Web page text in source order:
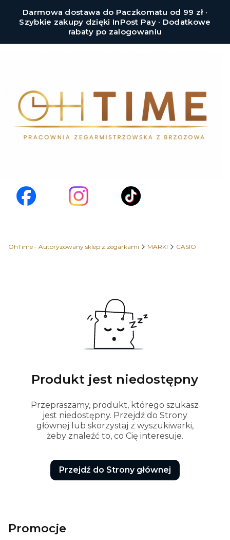
Darmowa dostawa do Paczkomatu od 99 zł ·
Szybkie zakupy dzięki InPost Pay · Dodatkowe
rabaty po zalogowaniu
OhTime - Autoryzowany sklep z zegarkami MARKI CASIO
Produkt jest niedostępny
Przepraszamy, produkt, którego szukasz
jest niedostępny. Przejdź do Strony
głównej lub skorzystaj z wyszukiwarki,
żeby znaleźć to, co Cię interesuje.
Przejdź do Strony głównej
Promocje